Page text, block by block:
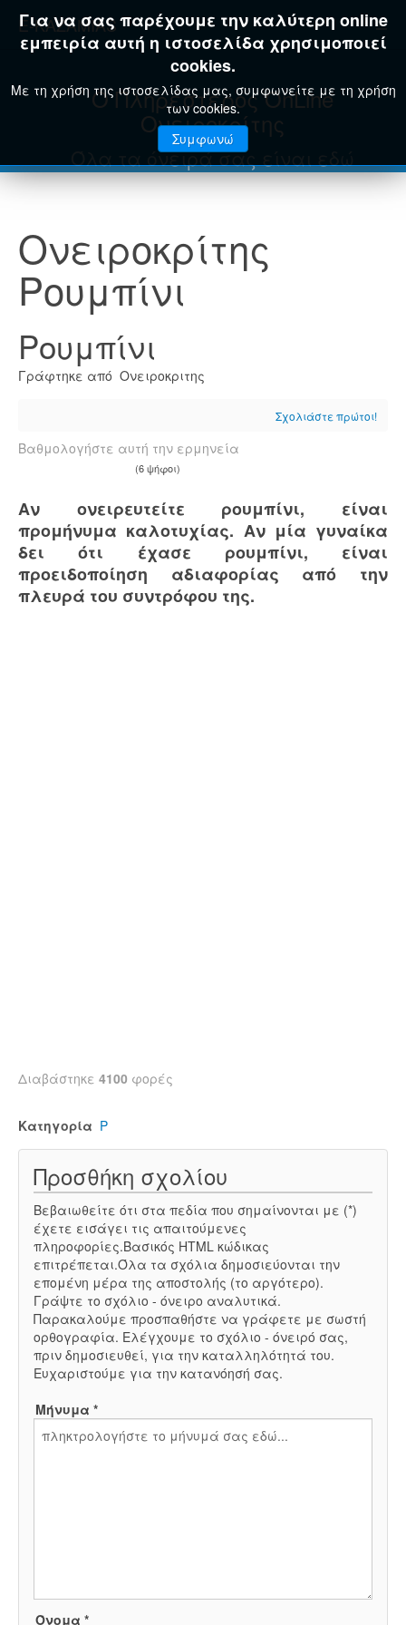
E-KAZAMIAS
Για να σας παρέχουμε την καλύτερη online
εμπειρία αυτή η ιστοσελίδα χρησιμοποιεί
cookies.
Με τη χρήση της ιστοσελίδας μας, συμφωνείτε με τη χρήση
των cookies.
Συμφωνώ
Ο Πληρέστερος OnLine
Ονειροκρίτης
Όλα τα όνειρά σας είναι εδώ
Ονειροκρίτης
Ρουμπίνι
Ρουμπίνι
Γράφτηκε από Ονειροκριτης
Σχολιάστε πρώτοι!
Βαθμολογήστε αυτή την ερμηνεία
(6 ψήφοι)
Αν ονειρευτείτε ρουμπίνι, είναι
προμήνυμα καλοτυχίας. Αν μία γυναίκα
δει ότι έχασε ρουμπίνι, είναι
προειδοποίηση αδιαφορίας από την
πλευρά του συντρόφου της.
Διαβάστηκε 4100 φορές
Κατηγορία Ρ
Προσθήκη σχολίου
Βεβαιωθείτε ότι στα πεδία που σημαίνονται με (*)
έχετε εισάγει τις απαιτούμενες
πληροφορίες.Βασικός HTML κώδικας
επιτρέπεται.Όλα τα σχόλια δημοσιεύονται την
επομένη μέρα της αποστολής (το αργότερο).
Γράψτε το σχόλιο - όνειρο αναλυτικά.
Παρακαλούμε προσπαθήστε να γράφετε με σωστή
ορθογραφία. Ελέγχουμε το σχόλιο - όνειρό σας,
πριν δημοσιευθεί, για την καταλληλότητά του.
Ευχαριστούμε για την κατανόησή σας.
Μήνυμα *
Όνομα *